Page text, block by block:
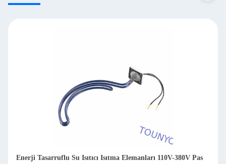
Enerji Tasarruflu Su Isıtıcı Isıtma Elemanları 110V-380V Pas